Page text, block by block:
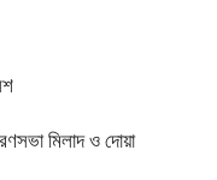
মিলাদ ও দোয়া